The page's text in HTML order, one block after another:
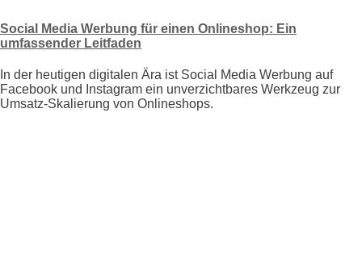
Social Media Werbung für einen Onlineshop: Ein
umfassender Leitfaden
In der heutigen digitalen Ära ist Social Media Werbung auf
Facebook und Instagram ein unverzichtbares Werkzeug zur
Umsatz-Skalierung von Onlineshops.